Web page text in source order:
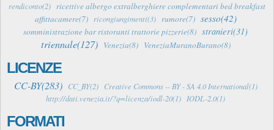
rendiconto(2) ricettive albergo extralberghiere complementari bed breakfast
affittacamere(7)
ricongiungimenti(3) rumore(7) sesso(42)
somministrazione bar ristoranti trattorie pizzerie(8) stranieri(31)
triennale(127) Venezia(8) VeneziaMuranoBurano(8)
LICENZE
CC-BY(283) CC_BY(2)
Creative Commons -- BY - SA 4.0 International(1)
http://dati.venezia.it/?q=licenza/iodl-20(1)
IODL-2.0(1)
FORMATI